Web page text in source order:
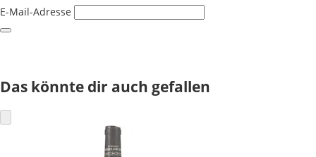
E-Mail-Adresse
Das könnte dir auch gefallen